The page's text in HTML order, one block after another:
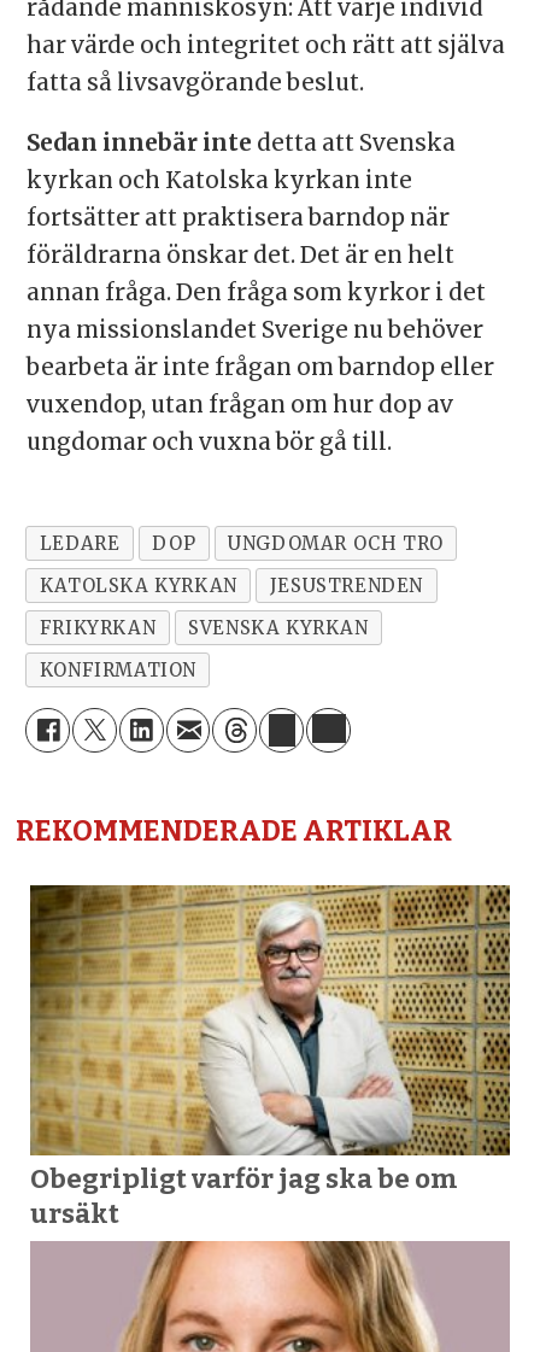
rådande människosyn: Att varje individ
har värde och integritet och rätt att själva
fatta så livsavgörande beslut.
Sedan innebär inte detta att Svenska
kyrkan och Katolska kyrkan inte
fortsätter att praktisera barndop när
föräldrarna önskar det. Det är en helt
annan fråga. Den fråga som kyrkor i det
nya missionslandet Sverige nu behöver
bearbeta är inte frågan om barndop eller
vuxendop, utan frågan om hur dop av
ungdomar och vuxna bör gå till.
LEDARE DOP
UNGDOMAR OCH TRO
KATOLSKA KYRKAN
JESUSTRENDEN
FRIKYRKAN
SVENSKA KYRKAN
KONFIRMATION
REKOMMENDERADE ARTIKLAR
Obegripligt varför jag ska be om
ursäkt